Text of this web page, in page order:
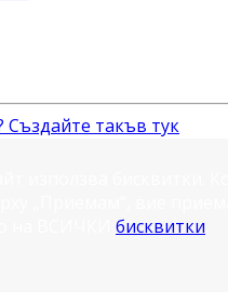
такъв тук
бисквитки